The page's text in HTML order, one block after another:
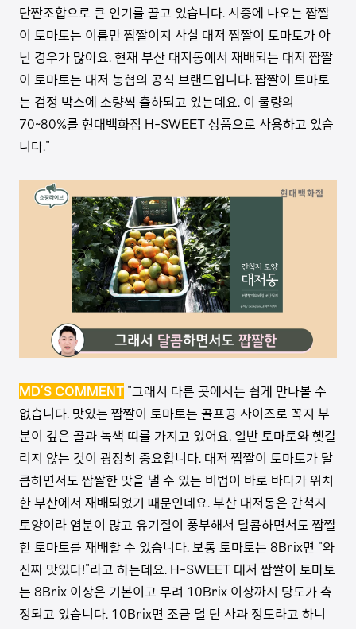
단짠조합으로 큰 인기를 끌고 있습니다. 시중에 나오는 짭짤
이 토마토는 이름만 짭짤이지 사실 대저 짭짤이 토마토가 아
닌 경우가 많아요. 현재 부산 대저동에서 재배되는 대저 짭짤
이 토마토는 대저 농협의 공식 브랜드입니다. 짭짤이 토마토
는 검정 박스에 소량씩 출하되고 있는데요. 이 물량의
70~80%를 현대백화점 H-SWEET 상품으로 사용하고 있습
니다."
MD’S COMMENT "그래서 다른 곳에서는 쉽게 만나볼 수
없습니다. 맛있는 짭짤이 토마토는 골프공 사이즈로 꼭지 부
분이 깊은 골과 녹색 띠를 가지고 있어요. 일반 토마토와 헷갈
리지 않는 것이 굉장히 중요합니다. 대저 짭짤이 토마토가 달
콤하면서도 짭짤한 맛을 낼 수 있는 비법이 바로 바다가 위치
한 부산에서 재배되었기 때문인데요. 부산 대저동은 간척지
토양이라 염분이 많고 유기질이 풍부해서 달콤하면서도 짭짤
한 토마토를 재배할 수 있습니다. 보통 토마토는 8Brix면 "와
진짜 맛있다!"라고 하는데요. H-SWEET 대저 짭짤이 토마토
는 8Brix 이상은 기본이고 무려 10Brix 이상까지 당도가 측
정되고 있습니다. 10Brix면 조금 덜 단 사과 정도라고 하니